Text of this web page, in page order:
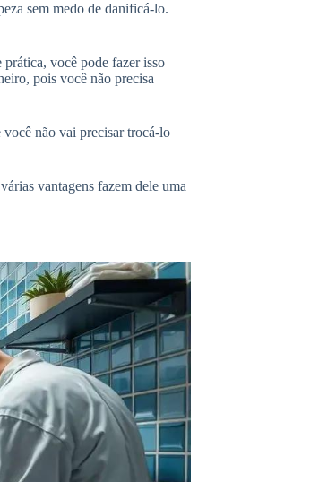
sem medo de danificá-lo.
você pode fazer isso
pois você não precisa
não vai precisar trocá-lo
vantagens fazem dele uma